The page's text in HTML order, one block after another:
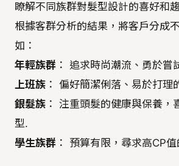
瞭解不同族群對髮型設計的喜好和
根據客群分析的結果，將客戶分成
如：
年輕族群 ： 追求時尚潮流、勇於嘗
上班族 ： 偏好簡潔俐落、易於打理
銀髮族 ： 注重頭髮的健康與保養，
型.
學生族群 ： 預算有限，尋求高CP